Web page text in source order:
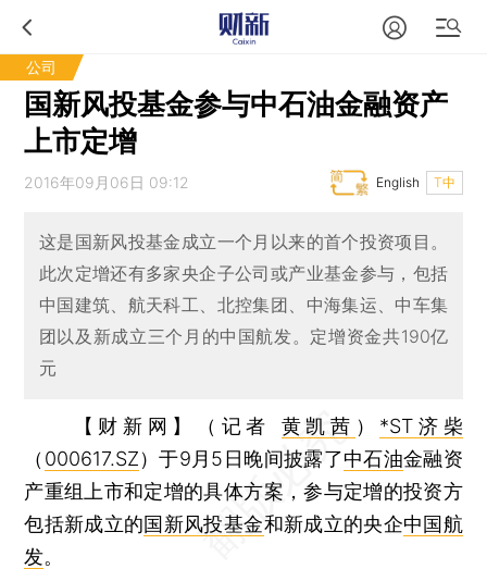
公司
国新风投基金参与中石油金融资产
上市定增
2016年09月06日 09:12 T中
English
这是国新风投基金成立一个月以来的首个投资项目。
此次定增还有多家央企子公司或产业基金参与，包括
中国建筑、航天科工、北控集团、中海集运、中车集
团以及新成立三个月的中国航发。定增资金共190亿
元
【财新网】（记者 黄凯茜 ） *ST济柴
（ 000617.SZ）于9月5日晚间披露了中石油金融资
产重组上市和定增的具体方案，参与定增的投资方
包括新成立的国新风投基金和新成立的央企中国航
发。